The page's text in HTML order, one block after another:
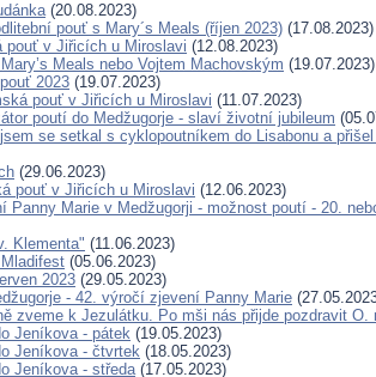
(20.08.2023)
pouť s Mary´s Meals (říjen 2023) (17.08.2023)
pouť v Jiřicích u Miroslavi (12.08.2023)
Meals nebo Vojtem Machovským (19.07.2023)
2023 (19.07.2023)
pouť v Jiřicích u Miroslavi (11.07.2023)
poutí do Medžugorje - slaví životní jubileum
se setkal s cyklopoutníkem do Lisabonu a
(29.06.2023)
pouť v Jiřicích u Miroslavi (12.06.2023)
Panny Marie v Medžugorji - možnost poutí - 20.
Klementa" (11.06.2023)
(05.06.2023)
2023 (29.05.2023)
- 42. výročí zjevení Panny Marie
zveme k Jezulátku. Po mši nás přijde pozdravit O.
Jeníkova - pátek (19.05.2023)
Jeníkova - čtvrtek (18.05.2023)
Jeníkova - středa(17.05.2023)